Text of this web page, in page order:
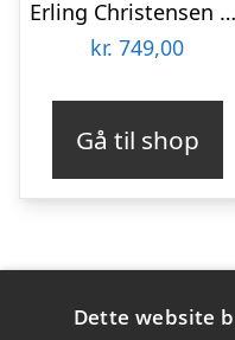
Erling Christensen Møbler Carmen stol i klar og sort plast med armlæn : Erling Christensen Møbler : Erling Christensen Møbler
kr. 749,00
Gå til shop
Varekategorier
Dette website